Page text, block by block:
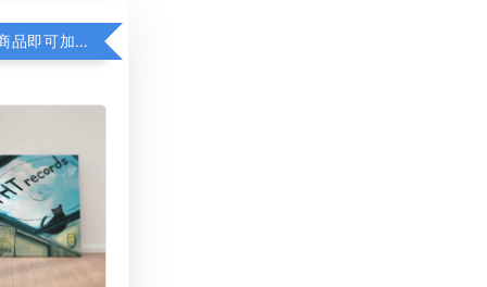
凡購買任一商品即可加購 THT 九週年 同一片天空 無框畫 30 x 30 cm 附掛勾 (黑膠封面大小）